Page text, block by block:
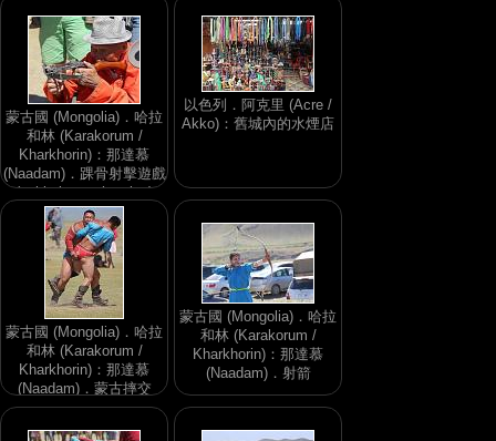
蒙古國 (Mongolia)．哈拉
和林 (Karakorum /
Kharkhorin)：那達慕
(Naadam)．踝骨射擊遊戲
(ankle bone shooting)
以色列．阿克里 (Acre /
Akko)：舊城內的水煙店
蒙古國 (Mongolia)．哈拉
和林 (Karakorum /
Kharkhorin)：那達慕
(Naadam)．蒙古摔交
蒙古國 (Mongolia)．哈拉
和林 (Karakorum /
Kharkhorin)：那達慕
(Naadam)．射箭